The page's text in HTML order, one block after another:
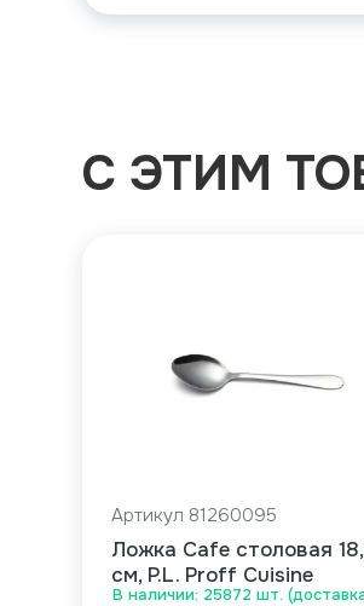
С ЭТИМ
В наличии: 25872 шт.
Артикул 81260095
Ложка Cafe столовая
см, P.L. Proff Cuisine